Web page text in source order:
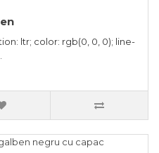
ltr; color: rgb(0, 0, 0); line-